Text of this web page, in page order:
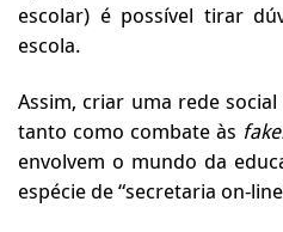
escolar) é possível tirar
escola.
Assim, criar uma rede
tanto como combate às
envolvem o mundo da
espécie de “secretaria on-